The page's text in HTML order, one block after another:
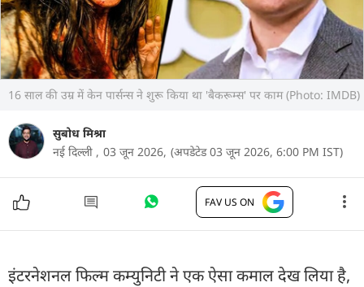
16 साल की उम्र में केन पार्सन्स ने शुरू किया था 'बैकरूम्स' पर काम (Photo: IMDB)
सुबोध मिश्रा
नई दिल्ली , 03 जून 2026, (अपडेटेड 03 जून 2026, 6:00 PM IST)
FAV US ON
इंटरनेशनल फिल्म कम्युनिटी ने एक ऐसा कमाल देख लिया है,